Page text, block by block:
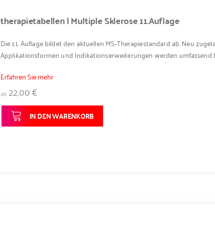
therapietabellen | Multiple Sklerose 11.Auflage
Die 11. Auflage bildet den aktuellen MS-Therapiestandard ab. Neu
Applikationsformen und Indikationserweiterungen werden
Erfahren Sie mehr
ab22,00 €
IN DEN WARENKORB